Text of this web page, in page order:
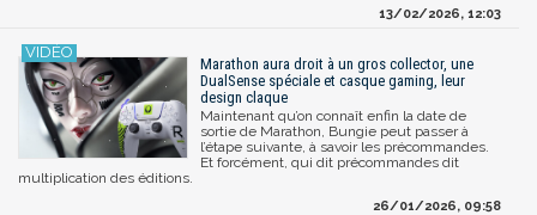
13/02/2026, 12:03
Marathon aura droit à un gros collector, une
DualSense spéciale et casque gaming, leur
design claque
Maintenant qu’on connaît enfin la date de
sortie de Marathon, Bungie peut passer à
l’étape suivante, à savoir les précommandes.
Et forcément, qui dit précommandes dit
multiplication des éditions.
26/01/2026, 09:58